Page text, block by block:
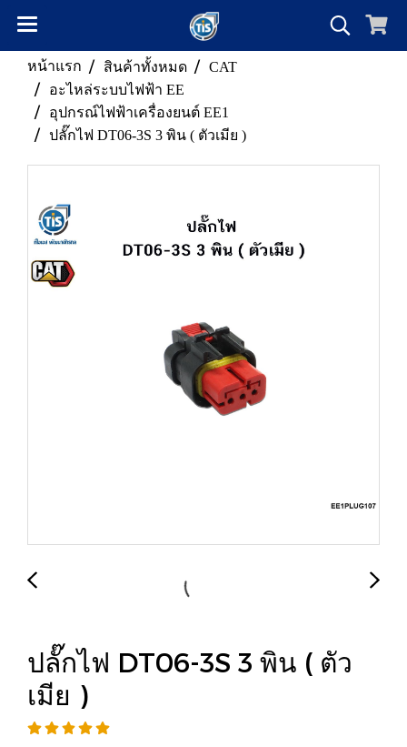
หน้าแรก สินค้าทั้งหมด
CAT
อะไหล่ระบบไฟฟ้า EE
อุปกรณ์ไฟฟ้าเครื่องยนต์ EE1
ปลั๊กไฟ DT06-3S 3 พิน ( ตัวเมีย )
ปลั๊กไฟ DT06-3S 3 พิน ( ตัว
เมีย )